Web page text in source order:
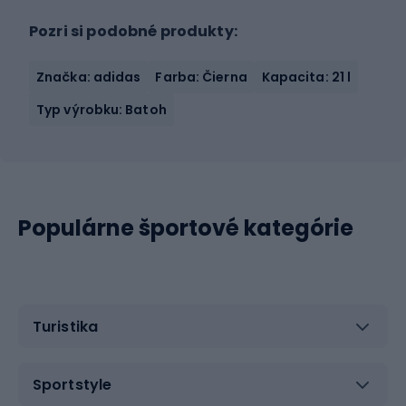
Pozri si podobné produkty:
Značka: adidas Farba: Čierna
Kapacita: 21 l
Typ výrobku: Batoh
Populárne športové kategórie
Turistika
Sportstyle